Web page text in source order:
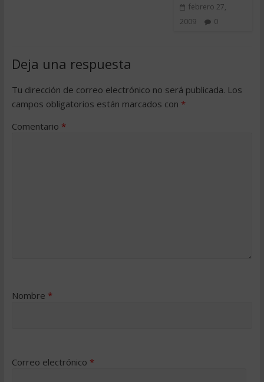
febrero 27,
2009
0
Deja una respuesta
Tu dirección de correo electrónico no será publicada. Los
campos obligatorios están marcados con *
Comentario *
Nombre *
Correo electrónico *